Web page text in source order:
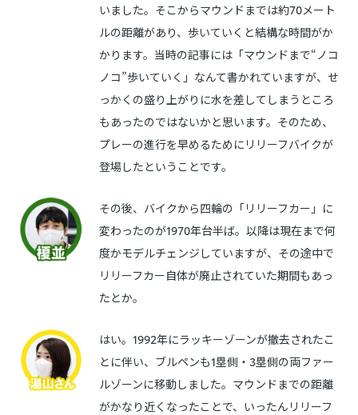
いました。そこからマウンドまでは約70メート
ルの距離があり、歩いていくと結構な時間がか
かります。当時の記事には「マウンドまで“ノコ
ノコ”歩いていく」なんて書かれていますが、せ
っかくの盛り上がりに水を差してしまうところ
もあったのではないかと思います。そのため、
プレーの進行を早めるためにリリーフバイクが
登場したということです。
その後、バイクから四輪の「リリーフカー」に
変わったのが1970年台半ば。以降は現在まで何
度かモデルチェンジしていますが、その途中で
リリーフカー自体が廃止されていた期間もあっ
たとか。
はい。1992年にラッキーゾーンが撤去されたこ
とに伴い、ブルペンも1塁側・3塁側の両ファー
ルゾーンに移動しました。マウンドまでの距離
がかなり近くなったことで、いったんリリーフ